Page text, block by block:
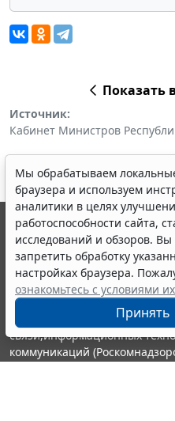
Показать
Источник:
Кабинет Министров
Мы обрабатываем
браузера и используем
аналитики в целях
работоспособности сайта,
исследований и обзоров.
запретить обработку
настройках браузера.
ознакомьтесь с условиями
Принять
© ООО "НПП "ГАРАНТ-
выпускается с 1990 года.
являются участниками
информации ГАРАНТ.
Портал ГАРАНТ.РУ
издания Федеральной
связи,информационных
коммуникаций